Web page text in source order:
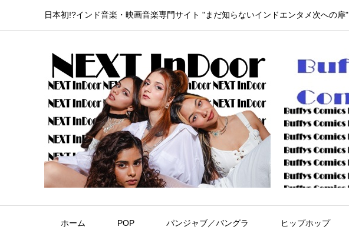
日本初!?インド音楽・映画音楽専門サイト "まだ知らないインドエンタメ次への扉"
ホーム POP パンジャブ／バングラ ヒップホップ